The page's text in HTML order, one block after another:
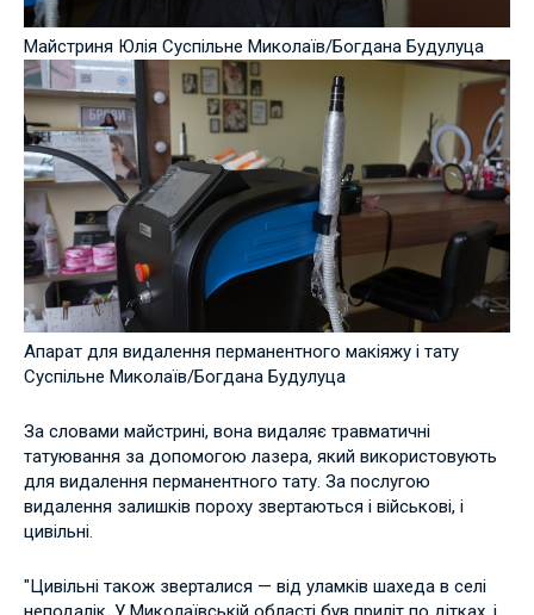
Майстриня Юлія Суспільне Миколаїв/Богдана Будулуца
Апарат для видалення перманентного макіяжу і тату
Суспільне Миколаїв/Богдана Будулуца
За словами майстрині, вона видаляє травматичні
татуювання за допомогою лазера, який використовують
для видалення перманентного тату. За послугою
видалення залишків пороху звертаються і військові, і
цивільні.
"Цивільні також зверталися — від уламків шахеда в селі